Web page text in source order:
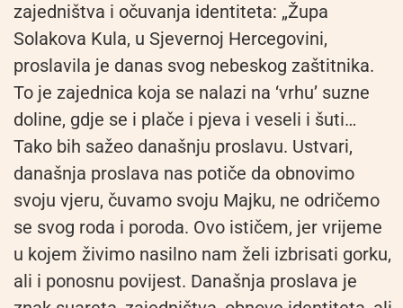
zajedništva i očuvanja identiteta: „Župa
Solakova Kula, u Sjevernoj Hercegovini,
proslavila je danas svog nebeskog zaštitnika.
To je zajednica koja se nalazi na ‘vrhu’ suzne
doline, gdje se i plače i pjeva i veseli i šuti…
Tako bih sažeo današnju proslavu. Ustvari,
današnja proslava nas potiče da obnovimo
svoju vjeru, čuvamo svoju Majku, ne odričemo
se svog roda i poroda. Ovo ističem, jer vrijeme
u kojem živimo nasilno nam želi izbrisati gorku,
ali i ponosnu povijest. Današnja proslava je